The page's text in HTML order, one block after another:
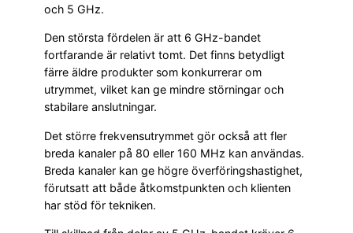
och 5 GHz.
Den största fördelen är att 6 GHz-bandet
fortfarande är relativt tomt. Det finns betydligt
färre äldre produkter som konkurrerar om
utrymmet, vilket kan ge mindre störningar och
stabilare anslutningar.
Det större frekvensutrymmet gör också att fler
breda kanaler på 80 eller 160 MHz kan användas.
Breda kanaler kan ge högre överföringshastighet,
förutsatt att både åtkomstpunkten och klienten
har stöd för tekniken.